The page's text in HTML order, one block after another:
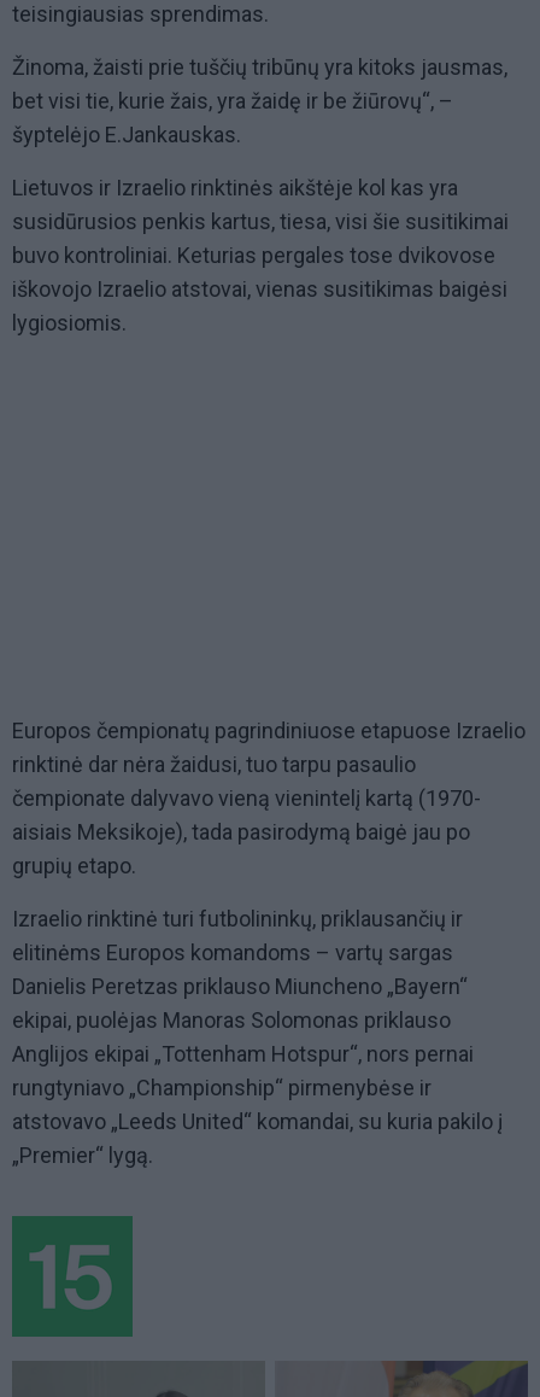
teisingiausias sprendimas.
Žinoma, žaisti prie tuščių tribūnų yra kitoks jausmas,
bet visi tie, kurie žais, yra žaidę ir be žiūrovų“, –
šyptelėjo E.Jankauskas.
Lietuvos ir Izraelio rinktinės aikštėje kol kas yra
susidūrusios penkis kartus, tiesa, visi šie susitikimai
buvo kontroliniai. Keturias pergales tose dvikovose
iškovojo Izraelio atstovai, vienas susitikimas baigėsi
lygiosiomis.
Europos čempionatų pagrindiniuose etapuose Izraelio
rinktinė dar nėra žaidusi, tuo tarpu pasaulio
čempionate dalyvavo vieną vienintelį kartą (1970-
aisiais Meksikoje), tada pasirodymą baigė jau po
grupių etapo.
Izraelio rinktinė turi futbolininkų, priklausančių ir
elitinėms Europos komandoms – vartų sargas
Danielis Peretzas priklauso Miuncheno „Bayern“
ekipai, puolėjas Manoras Solomonas priklauso
Anglijos ekipai „Tottenham Hotspur“, nors pernai
rungtyniavo „Championship“ pirmenybėse ir
atstovavo „Leeds United“ komandai, su kuria pakilo į
„Premier“ lygą.